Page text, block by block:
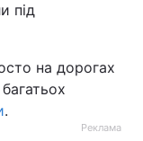
під
на дорогах
.
Реклама